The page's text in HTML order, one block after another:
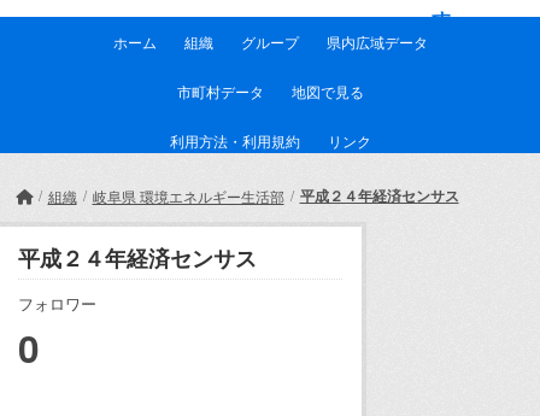
す
ホーム 組織 グループ 県内広域データ
市町村データ 地図で見る
利用方法・利用規約 リンク
組織 岐阜県 環境エネルギー生活部 平成２４年経済センサス
平成２４年経済センサス
フォロワー
0